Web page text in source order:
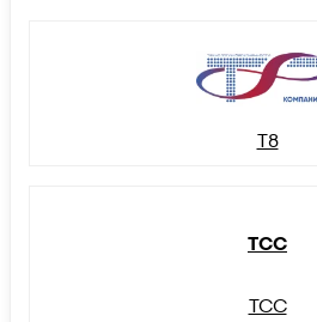
Т8
ТСС
ТСС